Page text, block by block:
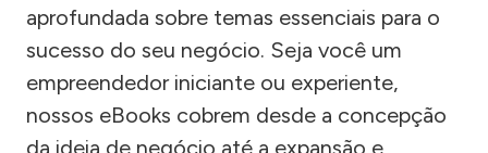
aprofundada sobre temas essenciais para o
sucesso do seu negócio. Seja você um
empreendedor iniciante ou experiente,
nossos eBooks cobrem desde a concepção
da ideia de negócio até a expansão e